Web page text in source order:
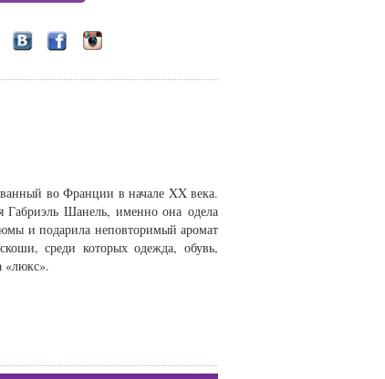
во Франции в начале XX века.
Габриэль Шанель, именно она одела
и подарила неповторимый аромат
среди которых одежда, обувь,
«люкс».